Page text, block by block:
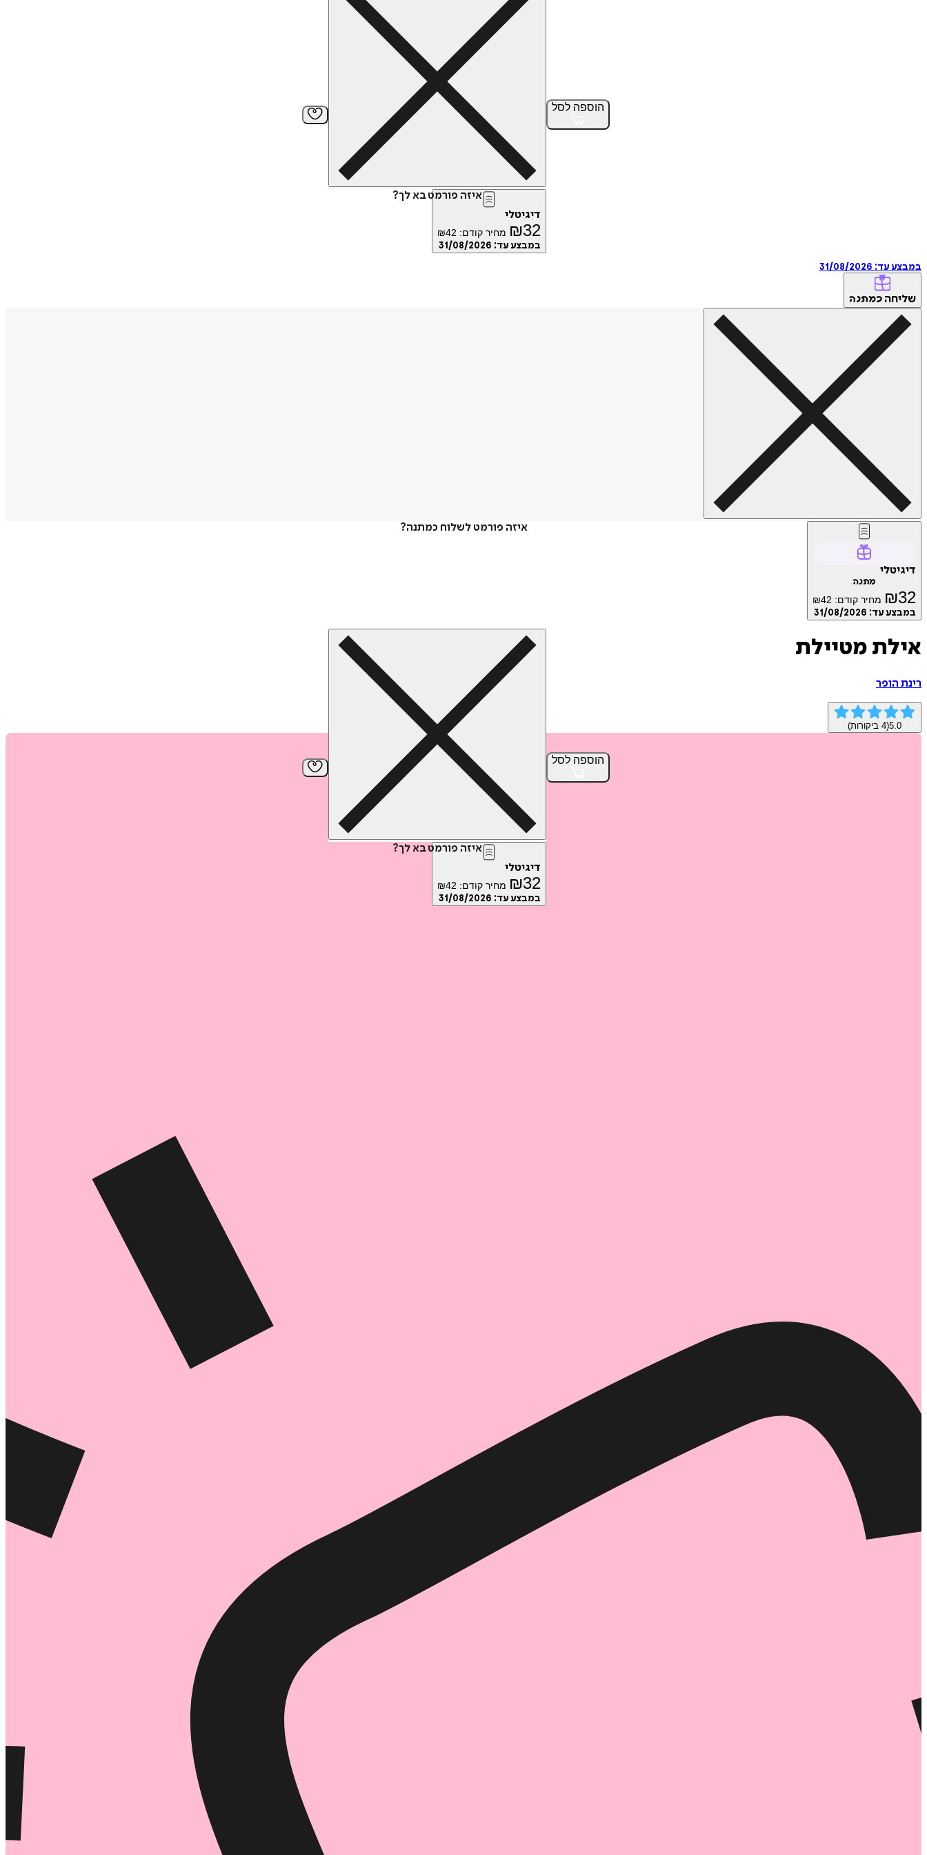
הוספה לסל
איזה פורמט בא לך?
דיגיטלי
₪32 מחיר קודם: ₪42
במבצע עד: 31/08/2026
במבצע עד: 31/08/2026
שליחה כמתנה
איזה פורמט לשלוח כמתנה?
דיגיטלי
מתנה
₪32 מחיר קודם: ₪42
במבצע עד: 31/08/2026
הוספה לסל
איזה פורמט בא לך?
דיגיטלי
₪32 מחיר קודם: ₪42
במבצע עד: 31/08/2026
אילת מטיילת
רינת הופר
5.0
(
4 ביקורות)